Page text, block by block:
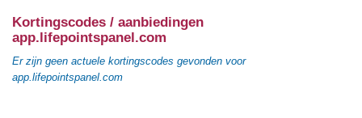
Kortingscodes / aanbiedingen
app.lifepointspanel.com
Er zijn geen actuele kortingscodes gevonden voor
app.lifepointspanel.com